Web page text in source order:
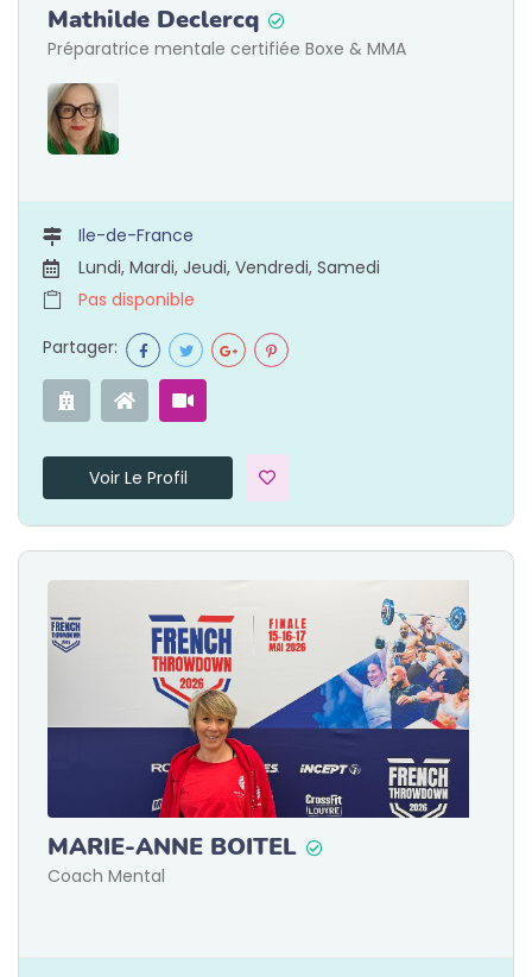
Mathilde Declercq
Préparatrice mentale certifiée Boxe & MMA
Ile-de-France
Lundi, Mardi, Jeudi, Vendredi, Samedi
Pas disponible
Partager:
Voir Le Profil
MARIE-ANNE BOITEL
Coach Mental